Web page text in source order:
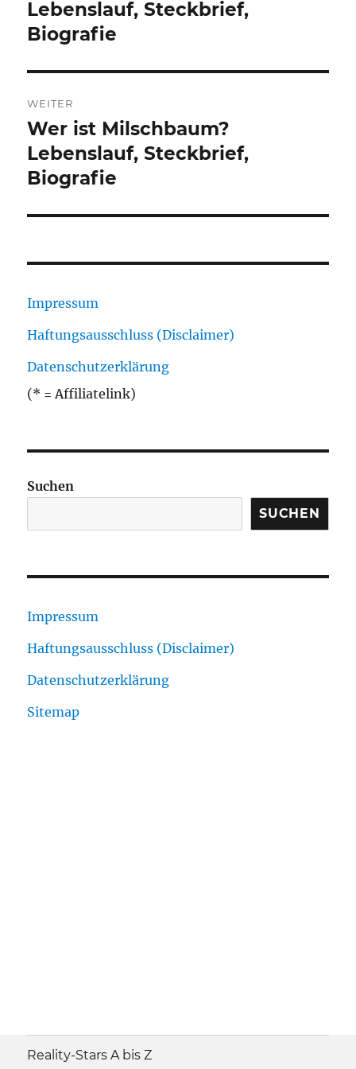
Beitrag:
Lebenslauf, Steckbrief,
Biografie
WEITER
Nächster
Beitrag:
Wer ist Milschbaum?
Lebenslauf, Steckbrief,
Biografie
Impressum
Haftungsausschluss (Disclaimer)
Datenschutzerklärung
(* = Affiliatelink)
Suchen
SUCHEN
Impressum
Haftungsausschluss (Disclaimer)
Datenschutzerklärung
Sitemap
Reality-Stars A bis Z